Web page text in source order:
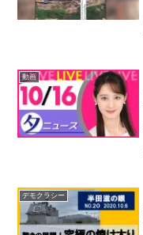
動画
デモクラシー